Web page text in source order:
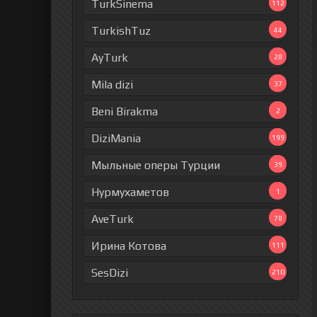
TurkSinema 112
TurkishTuz 44
AyTurk 28
Mila dizi 37
Beni Birakma 2
DiziMania 199
Мыльные оперы Турции 39
Нурмухаметов 1
AveTurk 78
Ирина Котова 111
SesDizi 210